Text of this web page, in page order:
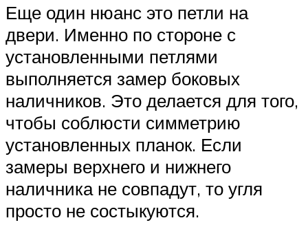
Еще один нюанс это петли на
двери. Именно по стороне с
установленными петлями
выполняется замер боковых
наличников. Это делается для того,
чтобы соблюсти симметрию
установленных планок. Если
замеры верхнего и нижнего
наличника не совпадут, то угля
просто не состыкуются.